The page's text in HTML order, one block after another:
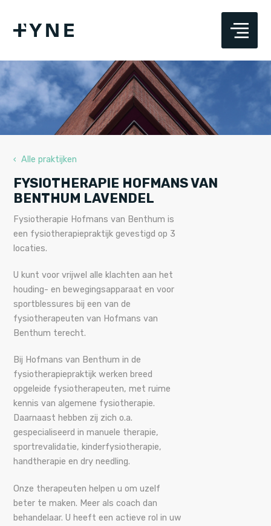
‹ Alle praktijken
FYSIOTHERAPIE HOFMANS VAN
BENTHUM LAVENDEL
Fysiotherapie Hofmans van Benthum is
een fysiotherapiepraktijk gevestigd op 3
locaties.
U kunt voor vrijwel alle klachten aan het
houding- en bewegingsapparaat en voor
sportblessures bij een van de
fysiotherapeuten van Hofmans van
Benthum terecht.
Bij Hofmans van Benthum in de
fysiotherapiepraktijk werken breed
opgeleide fysiotherapeuten, met ruime
kennis van algemene fysiotherapie.
Daarnaast hebben zij zich o.a.
gespecialiseerd in manuele therapie,
sportrevalidatie, kinderfysiotherapie,
handtherapie en dry needling.
Onze therapeuten helpen u om uzelf
beter te maken. Meer als coach dan
behandelaar. U heeft een actieve rol in uw